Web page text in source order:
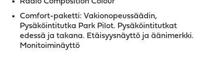
Comfort-paketti: Vakionopeussäädin,
Pysäköintitutka Park Pilot. Pysäköintitutkat
edessä ja takana. Etäisyysnäyttö ja äänimerkki.
Monitoiminäyttö